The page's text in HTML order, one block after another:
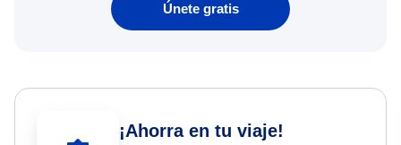
Únete gratis
¡Ahorra en tu viaje!